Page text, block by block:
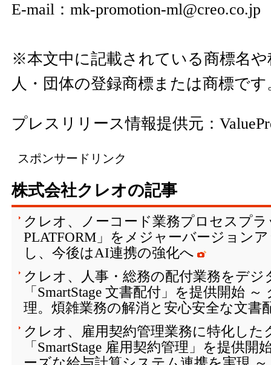
E-mail：mk-promotion-ml@creo.co.jp
※本文中に記載されている商標名や
人・団体の登録商標または商標です
プレスリリース情報提供元：
スポンサードリンク
株式会社クレオの記事
クレオ、ノーコード業務プロセスプ
PLATFORM」をメジャーバージョン
し、今後はAI連携の強化へ
クレオ、人事・総務の配付業務をデジ
「SmartStage 文書配付」を提供開始
理。煩雑業務の解消と安心安全な文書
クレオ、雇用契約管理業務に特化し
「SmartStage 雇用契約管理」を提供